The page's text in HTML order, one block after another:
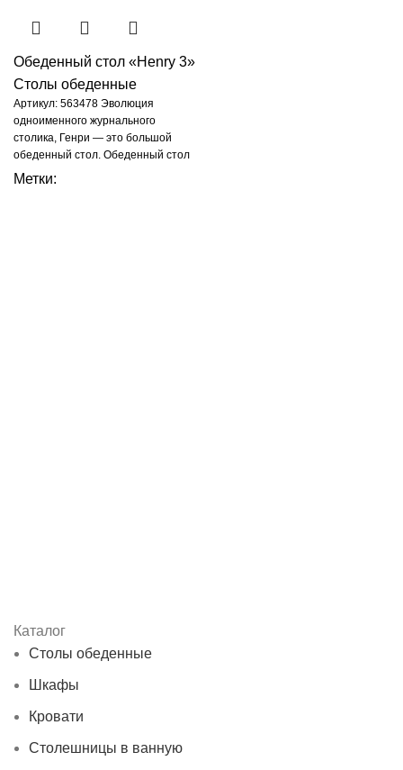
Обеденный стол «Henry 3»
Столы обеденные
Артикул: 563478 Эволюция
одноименного журнального
столика, Генри — это большой
обеденный стол. Обеденный стол
«Henry 3» разработан для
Метки:
Каталог
Столы обеденные
Шкафы
Кровати
Столешницы в ванную